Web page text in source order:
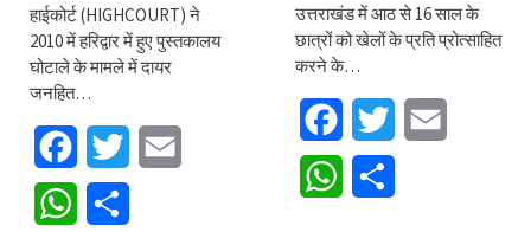
हाईकोर्ट (HIGHCOURT) ने
2010 में हरिद्वार में हुए पुस्तकालय
घोटाले के मामले में दायर
जनहित…
FacebookTwitter
WhatsApp
उत्तराखंड में आठ से 16 साल के
छात्रों को खेलों के प्रति प्रोत्साहित
करने के…
FacebookTwitter
WhatsApp